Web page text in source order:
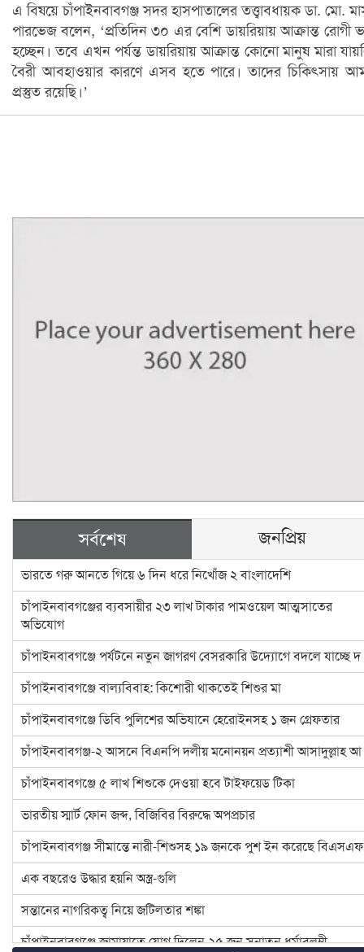
এ বিষয়ে চাঁপাইনবাবগঞ্জ সদর হাসপাতালের তত্ত্বাবধায়ক ডা. মো.
পারভেজ বলেন, ‘প্রতিদিন ৩০ এর বেশি ডায়রিয়ায় আক্রান্ত রোগী
হচ্ছেন। তবে এখন পর্যন্ত ডায়রিয়ায় আক্রান্ত কোনো মানুষ মারা
বৈরী আবহাওয়ার কারণে এসব হতে পারে। তাদের চিকিৎসায়
প্রস্তুত রয়েছি।’
সর্বশেষ জনপ্রিয়
ভারতে গরু আনতে গিয়ে ৬ দিন ধরে নিখোঁজ ২ বাংলাদেশি
চাঁপাইনবাবগঞ্জের ব্যবসায়ীর ২৩ লাখ টাকার পামওয়েল আত্মসাতের
অভিযোগ
চাঁপাইনবাবগঞ্জে পর্যটনে নতুন জাগরণ বেসরকারি উদ্যোগে বদলে যাচ্ছে দ
চাঁপাইনবাবগঞ্জে বাল্যবিবাহ: কিশোরী থাকতেই শিশুর মা
চাঁপাইনবাবগঞ্জে ডিবি পুলিশের অভিযানে হেরোইনসহ ১ জন গ্রেফতার
চাঁপাইনবাবগঞ্জ-২ আসনে বিএনপি দলীয় মনোনয়ন প্রত্যাশী আসাদুল্লাহ আ
চাঁপাইনবাবগঞ্জে ৫ লাখ শিশুকে দেওয়া হবে টাইফয়েড টিকা
ভারতীয় স্মার্ট ফোন জব্দ, বিজিবির বিরুদ্ধে অপপ্রচার
চাঁপাইনবাবগঞ্জ সীমান্তে নারী-শিশুসহ ১৯ জনকে পুশ ইন করেছে বিএসএফ
এক বছরেও উদ্ধার হয়নি অস্ত্র-গুলি
সন্তানের নাগরিকত্ব নিয়ে জটিলতার শঙ্কা
চাঁপাইনবাবগঞ্জে জামায়াতে যোগ দিলেন ২৫ জন সনাতন ধর্মাবলম্বী